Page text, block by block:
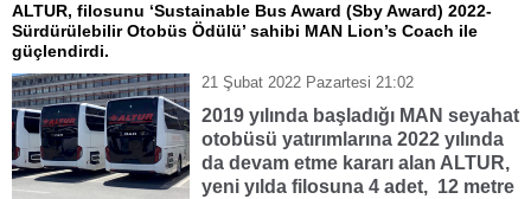
ALTUR, filosunu ‘Sustainable Bus Award (Sby Award) 2022-
Sürdürülebilir Otobüs Ödülü’ sahibi MAN Lion’s Coach ile
güçlendirdi.
21 Şubat 2022 Pazartesi 21:02
2019 yılında başladığı MAN seyahat
otobüsü yatırımlarına 2022 yılında
da devam etme kararı alan ALTUR,
yeni yılda filosuna 4 adet, 12 metre